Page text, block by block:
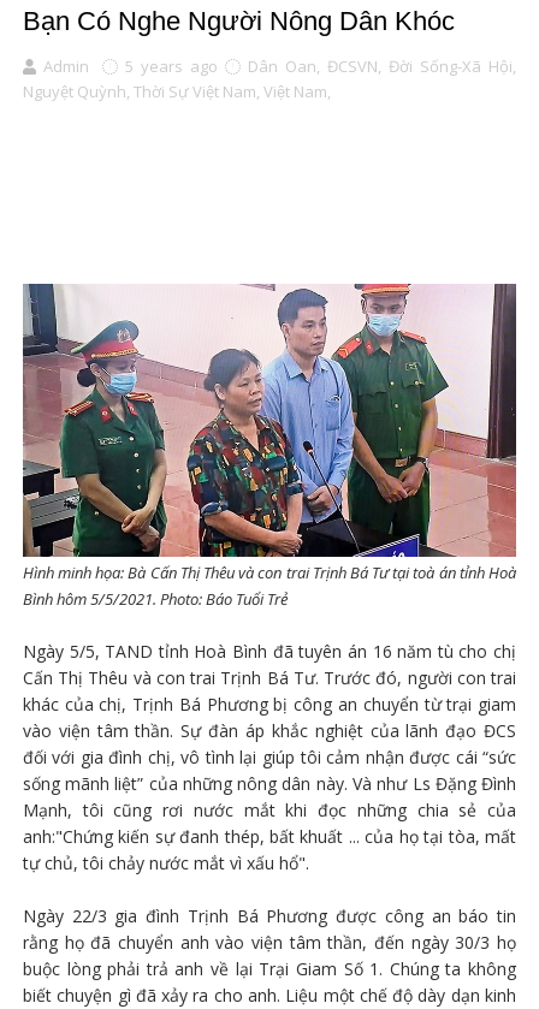
Bạn Có Nghe Người Nông Dân Khóc
Admin 5 years ago Dân Oan, ĐCSVN, Đời Sống-Xã Hội,
Nguyệt Quỳnh, Thời Sự Việt Nam, Việt Nam,
Hình minh họa: Bà Cấn Thị Thêu và con trai Trịnh Bá Tư tại toà án tỉnh Hoà
Bình hôm 5/5/2021. Photo: Báo Tuổi Trẻ
Ngày 5/5, TAND tỉnh Hoà Bình đã tuyên án 16 năm tù cho chị
Cấn Thị Thêu và con trai Trịnh Bá Tư. Trước đó, người con trai
khác của chị, Trịnh Bá Phương bị công an chuyển từ trại giam
vào viện tâm thần. Sự đàn áp khắc nghiệt của lãnh đạo ĐCS
đối với gia đình chị, vô tình lại giúp tôi cảm nhận được cái “sức
sống mãnh liệt” của những nông dân này. Và như Ls Đặng Đình
Mạnh, tôi cũng rơi nước mắt khi đọc những chia sẻ của
anh:"Chứng kiến sự đanh thép, bất khuất ... của họ tại tòa, mất
tự chủ, tôi chảy nước mắt vì xấu hổ".
Ngày 22/3 gia đình Trịnh Bá Phương được công an báo tin
rằng họ đã chuyển anh vào viện tâm thần, đến ngày 30/3 họ
buộc lòng phải trả anh về lại Trại Giam Số 1. Chúng ta không
biết chuyện gì đã xảy ra cho anh. Liệu một chế độ dày dạn kinh